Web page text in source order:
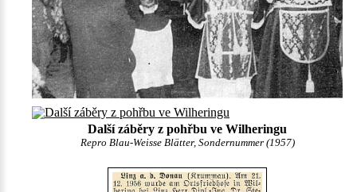
Další záběry z pohřbu ve Wilheringu
Repro Blau-Weisse Blätter, Sondernummer (1957)